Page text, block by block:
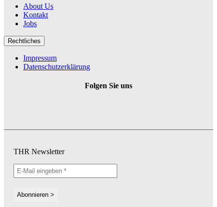
About Us
Kontakt
Jobs
Rechtliches
Impressum
Datenschutzerklärung
Folgen Sie uns
THR Newsletter